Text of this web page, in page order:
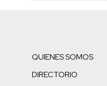
QUIENES SOMOS
DIRECTORIO